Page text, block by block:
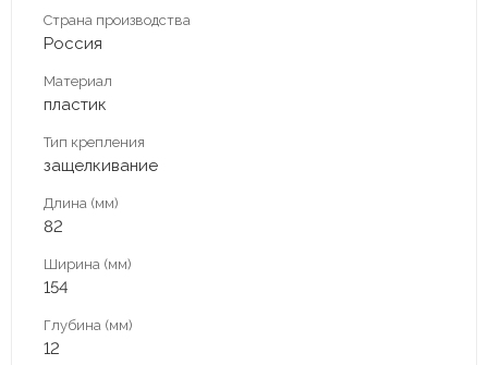
Страна производства
Россия
Материал
пластик
Тип крепления
защелкивание
Длина (мм)
82
Ширина (мм)
154
Глубина (мм)
12